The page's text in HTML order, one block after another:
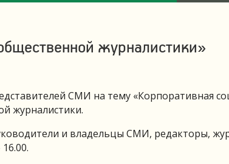
журналистики»
СМИ на тему «Корпоративная
журналистики.
и владельцы СМИ, редакторы,